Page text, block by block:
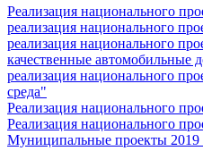
Реализация национального
реализация национального
реализация национального
качественные автомобильные
реализация национального
среда"
Реализация национального
Реализация национального
Муниципальные проекты 2019